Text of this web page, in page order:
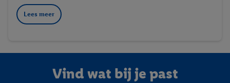
Lees meer
Vind wat bij je past